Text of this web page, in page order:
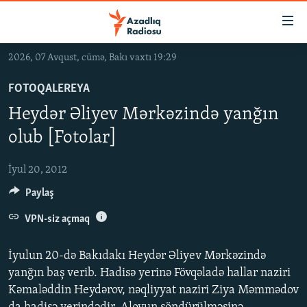
Əsas
qayıt
Əsas
naviqasiyaya
qayıt
keç
#İZAHLA
KORRUPSIOMETR
#ƏSLINDƏ
FƏRQƏ BAX
QANUNI DOĞRU
ARAŞDIRMA
VIDEO
FOTOQALEREYA
RADIO ARXIV
OXU ZALI
HAQQIMIZDA
2026, 07 Avqust, cümə, Bakı vaxtı 19:29
FOTOQALEREYA
Heydər Əliyev Mərkəzində yanğın
olub [Fotolar]
İyul 20, 2012
İyulun 20-də Bakıdakı Heydər Əliyev Mərkəzində
yanğın baş verib. Hadisə yerinə Fövqəladə hallar naziri
Kəmaləddin Heydərov, nəqliyyat naziri Ziya Məmmədov
Paylaş
VPN-siz açmaq